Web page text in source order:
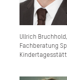
Ullrich Bruchhold,
Fachberatung